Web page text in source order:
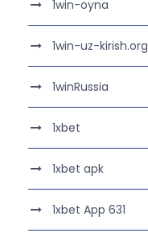
1win-oyna
1win-uz-kirish.org
1winRussia
1xbet
1xbet apk
1xbet App 631